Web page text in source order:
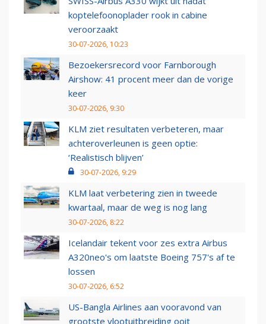
koptelefoonoplader rook in cabine
veroorzaakt
30-07-2026, 10:23
Bezoekersrecord voor Farnborough
Airshow: 41 procent meer dan de vorige
keer
30-07-2026, 9:30
KLM ziet resultaten verbeteren, maar
achteroverleunen is geen optie:
‘Realistisch blijven’
30-07-2026, 9:29
KLM laat verbetering zien in tweede
kwartaal, maar de weg is nog lang
30-07-2026, 8:22
Icelandair tekent voor zes extra Airbus
A320neo's om laatste Boeing 757's af te
lossen
30-07-2026, 6:52
US-Bangla Airlines aan vooravond van
grootste vlootuitbreiding ooit